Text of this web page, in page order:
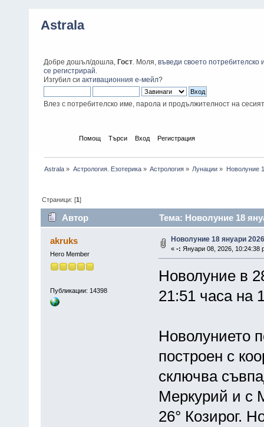
Astrala
Добре дошъл/дошла, Гост . Моля, въведи своето потребителско
се регистрирай
Изгубил си активационния е-мейл?
Влез с потребителско име, парола и продължителност на
Помощ Търси Вход Регистрация
Astrala » Астрология. Езотерика» Астрология» Лунации » Новолуние
Страници: [1]
Автор Тема: Новолуние 18
akruks
Hero Member
Публикации: 14398
Новолуние 18 януари
« -: Януари 08, 2026, 10:24:38
Новолуние в
21:51 часа на
Новолунието
построен с
сключва
Меркурий и с
26° Козирог.